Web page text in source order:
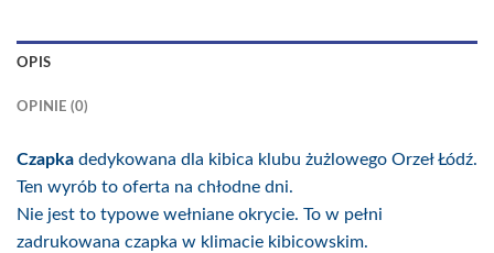
OPIS
OPINIE (0)
Czapka dedykowana dla kibica klubu żużlowego Orzeł Łódź.
Ten wyrób to oferta na chłodne dni.
Nie jest to typowe wełniane okrycie. To w pełni
zadrukowana czapka w klimacie kibicowskim.